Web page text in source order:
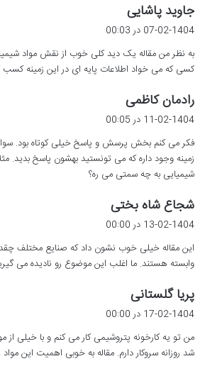
جاوید پاشایی
ف
:
07-02-1404 در 00:03
به نظر من مقاله یک دید کلی خوب از نقش مواد
کسی که می خواد اطلاعات پایه ای در این زمینه کسب
رادمان کاظمی
ف
:
11-02-1404 در 00:05
فکر می کنم بخش پرسش و پاسخ خیلی کوتاه بود.
زمینه وجود داره که می تونستید بهشون پاسخ بدید.
شیمیایی به چه سمتی می ره؟
شجاع شاه بختی
ف
:
13-02-1404 در 00:00
این مقاله خیلی خوب نشون داد که صنایع مختلف
وابسته هستند. ما اغلب این موضوع رو نادیده می
پریا گلستانی
ف
:
17-02-1404 در 00:00
من تو یه کارخونه پتروشیمی کار می کنم و با خیلی از
شد روزانه سروکار دارم. مقاله به خوبی اهمیت این